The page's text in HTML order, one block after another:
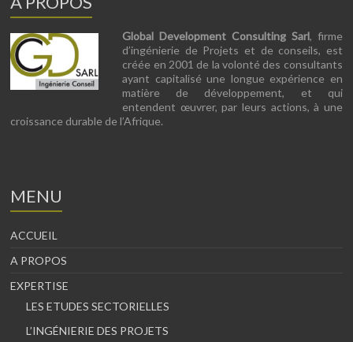
Global Development Consulting Sarl, firme
d’ingénierie de Projets et de conseils, est
créée en 2001 de la volonté des consultants
ayant capitalisé une longue expérience en
matière de développement, et qui
entendent œuvrer, par leurs actions, à une
croissance durable de l’Afrique.
MENU
ACCUEIL
A PROPOS
EXPERTISE
LES ETUDES SECTORIELLES
L’INGÉNIERIE DES PROJETS